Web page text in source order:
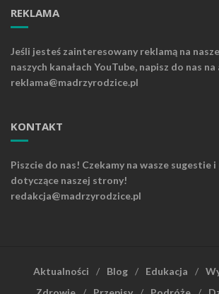
REKLAMA
Jeśli jesteś zainteresowany reklamą na
naszych kanałach YouTube, napisz do nas na
reklama@madrzyrodzice.pl
KONTAKT
Piszcie do nas! Czekamy na wasze sugestie i
dotyczące naszej strony!
redakcja@madrzyrodzice.pl
Aktualności Blog Edukacja